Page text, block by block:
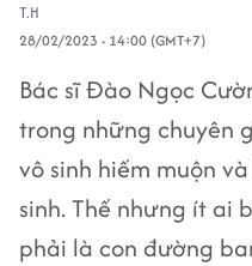
T.H
28/02/2023 - 14:00 (GMT+7)
Bác sĩ Đào Ngọc
trong những chuyên
vô sinh hiếm muộn
sinh. Thế nhưng ít ai
phải là con đường